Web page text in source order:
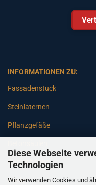
Diese Webseite
Technologien
Wir verwenden Cookies und
INFORMATIONEN ZU:
Fassadenstuck
Steinlaternen
Pflanzgefäße
Gartenbänke
Pfeiler